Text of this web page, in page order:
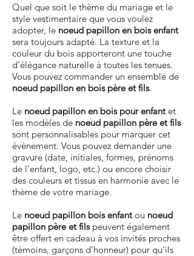
Quel que soit le thème du mariage et le
style vestimentaire que vous voulez
adopter, le noeud papillon en bois enfant
sera toujours adapté. La texture et la
couleur du bois apporteront une touche
d’élégance naturelle à toutes les tenues.
Vous pouvez commander un ensemble de
noeud papillon en bois père et fils.
Le noeud papillon en bois pour enfantet
les modèles de noeud papillon père et fils
sont personnalisables pour marquer cet
évènement. Vous pouvez demander une
gravure (date, initiales, formes, prénoms
de l’enfant, logo, etc.) ou encore choisir
des couleurs et tissus en harmonie avec le
thème de votre mariage.
Le noeud papillon bois enfantou noeud
papillon père et filspeuvent également
être offert en cadeau à vos invités proches
(témoins, garçons d’honneur) pour qu’ils